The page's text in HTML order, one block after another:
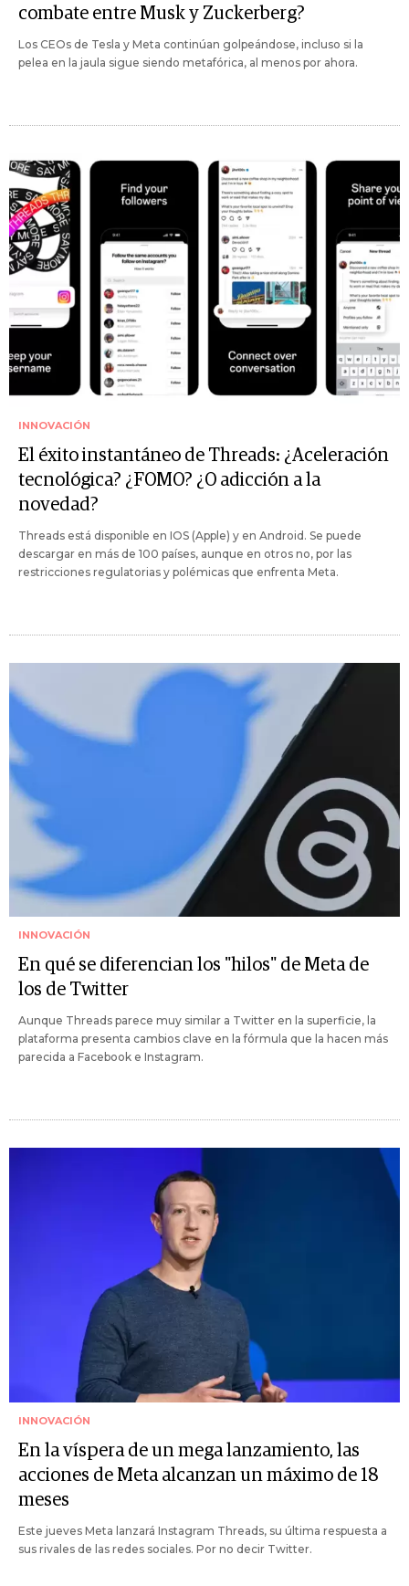
combate entre Musk y Zuckerberg?
Los CEOs de Tesla y Meta continúan golpeándose, incluso si la
pelea en la jaula sigue siendo metafórica, al menos por ahora.
INNOVACIÓN
El éxito instantáneo de Threads: ¿Aceleración
tecnológica? ¿FOMO? ¿O adicción a la
novedad?
Threads está disponible en IOS (Apple) y en Android. Se puede
descargar en más de 100 países, aunque en otros no, por las
restricciones regulatorias y polémicas que enfrenta Meta.
INNOVACIÓN
En qué se diferencian los "hilos" de Meta de
los de Twitter
Aunque Threads parece muy similar a Twitter en la superficie, la
plataforma presenta cambios clave en la fórmula que la hacen más
parecida a Facebook e Instagram.
INNOVACIÓN
En la víspera de un mega lanzamiento, las
acciones de Meta alcanzan un máximo de 18
meses
Este jueves Meta lanzará Instagram Threads, su última respuesta a
sus rivales de las redes sociales. Por no decir Twitter.